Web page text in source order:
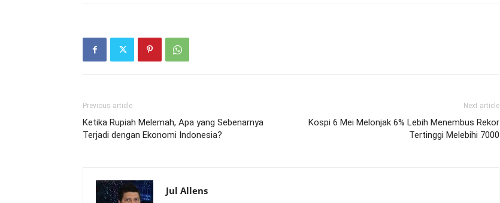
Previous article
Ketika Rupiah Melemah, Apa yang Sebenarnya
Terjadi dengan Ekonomi Indonesia?
Next article
Kospi 6 Mei Melonjak 6% Lebih Menembus Rekor
Tertinggi Melebihi 7000
Jul Allens